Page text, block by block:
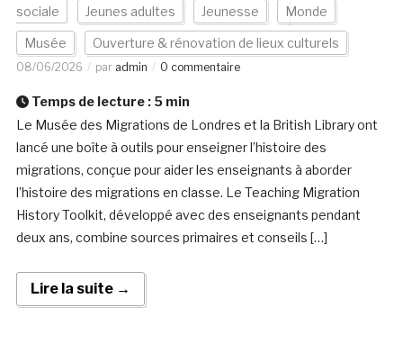
sociale Jeunes adultes Jeunesse Monde
Musée Ouverture & rénovation de lieux culturels
08/06/2026 par admin 0 commentaire
Temps de lecture : 5 min
Le Musée des Migrations de Londres et la British Library ont
lancé une boîte à outils pour enseigner l’histoire des
migrations, conçue pour aider les enseignants à aborder
l’histoire des migrations en classe. Le Teaching Migration
History Toolkit, développé avec des enseignants pendant
deux ans, combine sources primaires et conseils […]
Lire la suite →